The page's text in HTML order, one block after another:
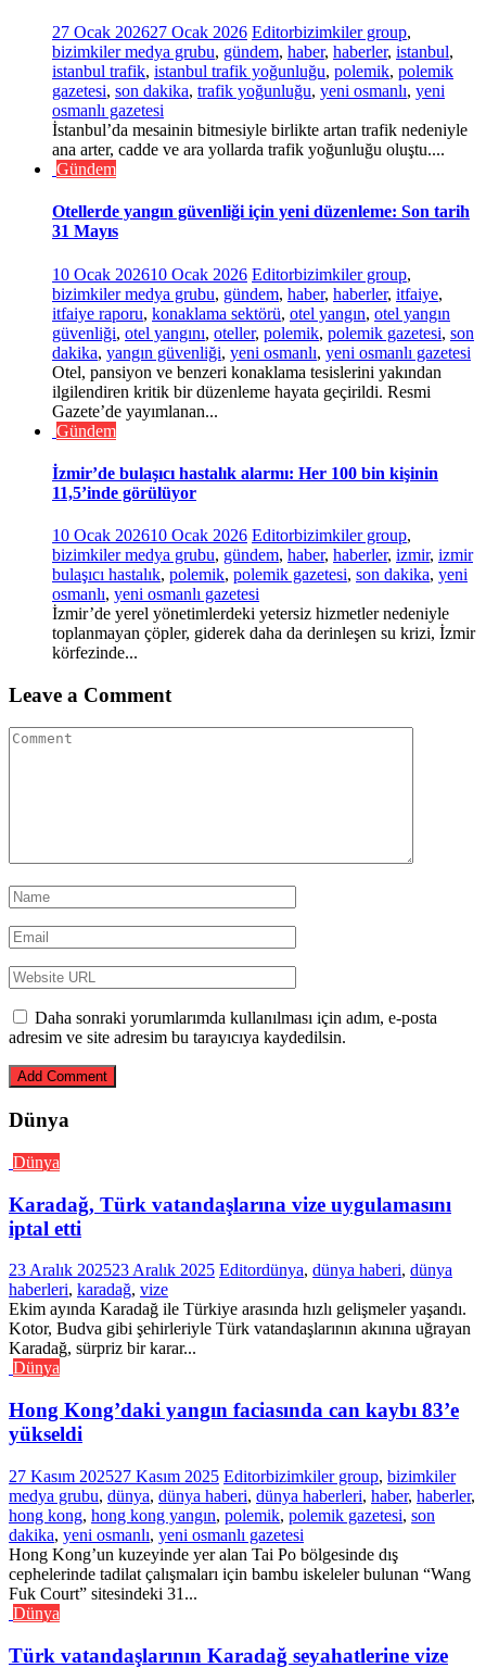
27 Ocak 202627 Ocak 2026 Editorbizimkiler group,
bizimkiler medya grubu, gündem, haber, haberler, istanbul,
istanbul trafik, istanbul trafik yoğunluğu, polemik, polemik
gazetesi, son dakika, trafik yoğunluğu, yeni osmanlı, yeni
osmanlı gazetesi
İstanbul’da mesainin bitmesiyle birlikte artan trafik nedeniyle
ana arter, cadde ve ara yollarda trafik yoğunluğu oluştu....
Gündem
Otellerde yangın güvenliği için yeni düzenleme: Son tarih
31 Mayıs
10 Ocak 202610 Ocak 2026 Editorbizimkiler group,
bizimkiler medya grubu, gündem, haber, haberler, itfaiye,
itfaiye raporu, konaklama sektörü, otel yangın, otel yangın
güvenliği, otel yangını, oteller, polemik, polemik gazetesi, son
dakika, yangın güvenliği, yeni osmanlı, yeni osmanlı gazetesi
Otel, pansiyon ve benzeri konaklama tesislerini yakından
ilgilendiren kritik bir düzenleme hayata geçirildi. Resmi
Gazete’de yayımlanan...
Gündem
İzmir’de bulaşıcı hastalık alarmı: Her 100 bin kişinin
11,5’inde görülüyor
10 Ocak 202610 Ocak 2026 Editorbizimkiler group,
bizimkiler medya grubu, gündem, haber, haberler, izmir, izmir
bulaşıcı hastalık, polemik, polemik gazetesi, son dakika, yeni
osmanlı, yeni osmanlı gazetesi
İzmir’de yerel yönetimlerdeki yetersiz hizmetler nedeniyle
toplanmayan çöpler, giderek daha da derinleşen su krizi, İzmir
körfezinde...
Leave a Comment
Daha sonraki yorumlarımda kullanılması için adım, e-posta
adresim ve site adresim bu tarayıcıya kaydedilsin.
Dünya
Dünya
Karadağ, Türk vatandaşlarına vize uygulamasını
iptal etti
23 Aralık 202523 Aralık 2025 Editordünya, dünya haberi, dünya
haberleri, karadağ, vize
Ekim ayında Karadağ ile Türkiye arasında hızlı gelişmeler yaşandı.
Kotor, Budva gibi şehirleriyle Türk vatandaşlarının akınına uğrayan
Karadağ, sürpriz bir karar...
Dünya
Hong Kong’daki yangın faciasında can kaybı 83’e
yükseldi
27 Kasım 202527 Kasım 2025 Editorbizimkiler group, bizimkiler
medya grubu, dünya, dünya haberi, dünya haberleri, haber, haberler,
hong kong, hong kong yangın, polemik, polemik gazetesi, son
dakika, yeni osmanlı, yeni osmanlı gazetesi
Hong Kong’un kuzeyinde yer alan Tai Po bölgesinde dış
cephelerinde tadilat çalışmaları için bambu iskeleler bulunan “Wang
Fuk Court” sitesindeki 31...
Dünya
Türk vatandaşlarının Karadağ seyahatlerine vize